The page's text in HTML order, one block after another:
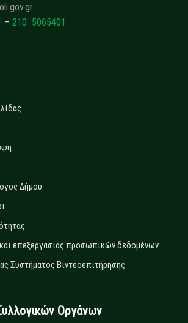
– 210 5065401
Δήμου
επεξεργασίας προσωπικών δεδομένων
Συστήματος Βιντεοεπιτήρησης
Οργάνων